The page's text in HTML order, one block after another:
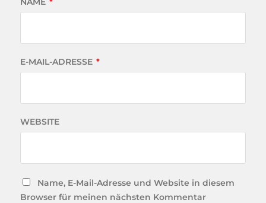
E-MAIL-ADRESSE *
WEBSITE
Name, E-Mail-Adresse und Website in diesem
Browser für meinen nächsten Kommentar